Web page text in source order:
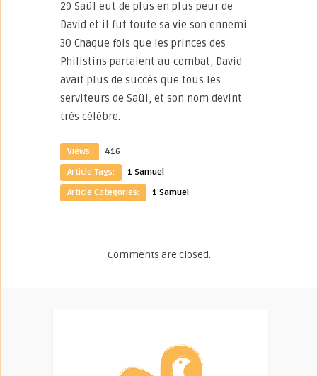
29 Saül eut de plus en plus peur de
David et il fut toute sa vie son ennemi.
30 Chaque fois que les princes des
Philistins partaient au combat, David
avait plus de succès que tous les
serviteurs de Saül, et son nom devint
très célèbre.
Views:
416
Article Tags:
1 Samuel
Article Categories:
1 Samuel
Comments are closed.